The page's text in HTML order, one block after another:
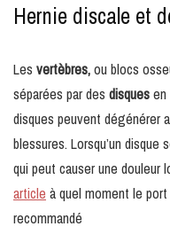
Hernie discale et
Les vertèbres,ou blocs
séparées par des disques
disques peuvent dégénérer
blessures. Lorsqu’un disque
qui peut causer une douleur
article à quel moment le
recommandé